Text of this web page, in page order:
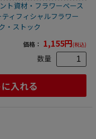
ト資材・フラワーベース
ティフィシャルフラワー
・ストック
価格： 1,155円(税込)
数量
入れる